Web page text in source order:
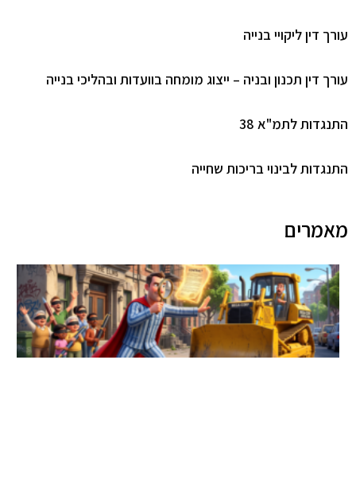
דין ליקויי בנייה
דין תכנון ובניה – ייצוג מומחה בוועדות ובהליכי בנייה
לתמ"א 38
לבינוי בריכות שחייה